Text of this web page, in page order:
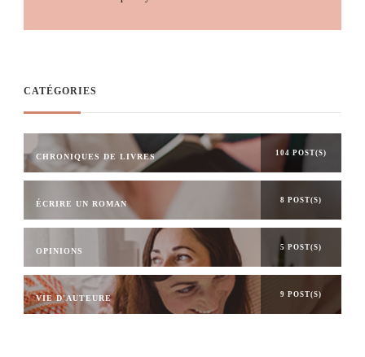
CATÉGORIES
CHRONIQUES DE LIVRES 104 POST(S)
ÉCRIRE UN ROMAN 8 POST(S)
OPINIONS 5 POST(S)
VIE D'AUTEURE 9 POST(S)